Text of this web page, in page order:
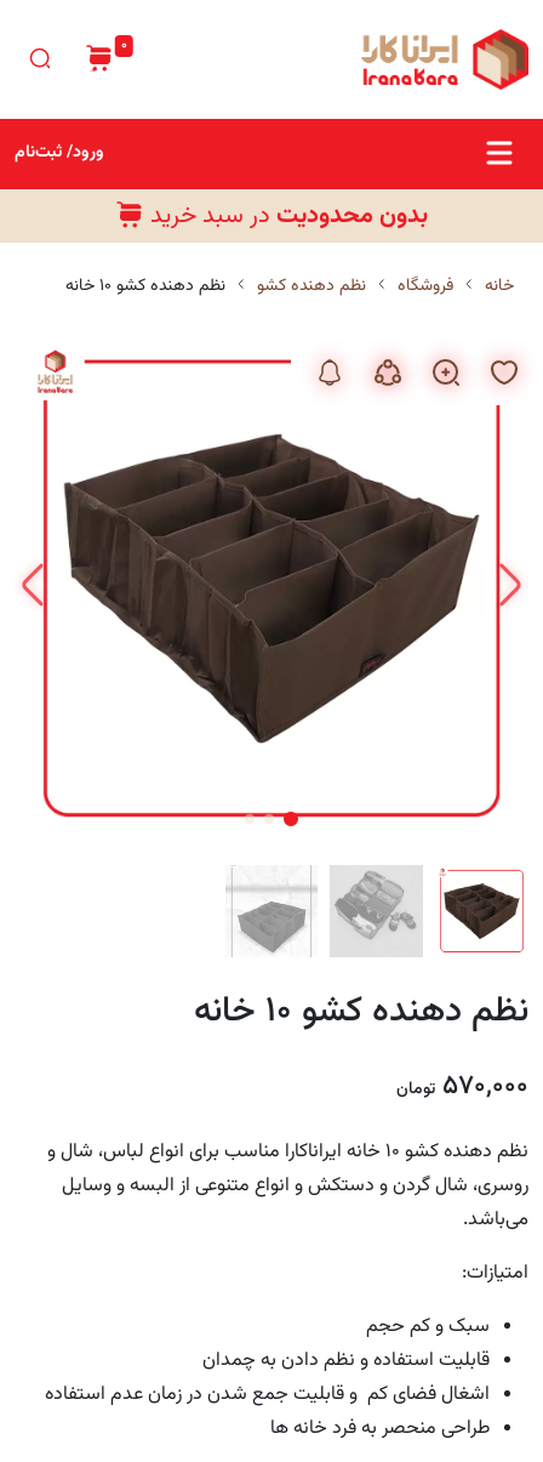
0
ورود/ ثبت‌نام
بدون محدودیتدر سبد خرید
خانه فروشگاه نظم دهنده کشو نظم دهنده کشو ۱۰ خانه
نظم دهنده کشو ۱۰ خانه
570,000 تومان
نظم دهنده کشو ۱۰ خانه ایراناکارا مناسب برای انواع لباس، شال و
روسری، شال گردن و دستکش و انواع متنوعی از البسه و وسایل
می‌باشد.
امتیازات:
سبک و کم حجم
قابلیت استفاده و نظم دادن به چمدان
اشغال فضای کم و قابلیت جمع شدن در زمان عدم استفاده
طراحی منحصر به فرد خانه ها